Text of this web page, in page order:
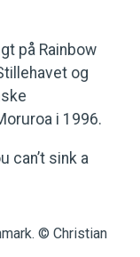
på Rainbow
og
i 1996.
can’t sink a